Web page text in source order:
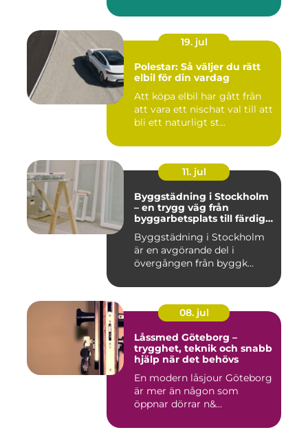
19. jul
Polestar: Så väljer du rätt
elbil för din vardag
Att köpa elbil har gått från
att vara ett nischat val till att
bli ett naturligt st...
11. jul
Byggstädning i Stockholm
– en trygg väg från
byggarbetsplats till färdig
Byggstädning i Stockholm
är en avgörande del i
övergången från byggk...
08. jul
Låssmed Göteborg –
trygghet, teknik och snabb
hjälp när det behövs
En modern låsjour Göteborg
är mer än någon som
öppnar dörrar n&...